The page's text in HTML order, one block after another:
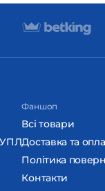
УПЛ
Фаншоп
Всі товари
Доставка та
Політика
Контакти